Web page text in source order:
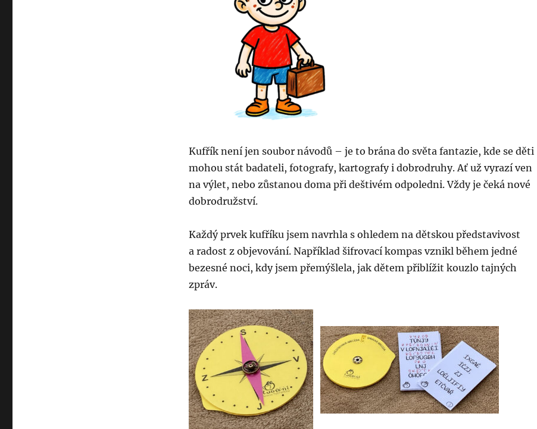
Kufřík není jen soubor návodů – je to brána do světa fantazie, kde se děti
mohou stát badateli, fotografy, kartografy i dobrodruhy. Ať už vyrazí ven
na výlet, nebo zůstanou doma při deštivém odpoledni. Vždy je čeká nové
dobrodružství.
Každý prvek kufříku jsem navrhla s ohledem na dětskou představivost
a radost z objevování. Například šifrovací kompas vznikl během jedné
bezesné noci, kdy jsem přemýšlela, jak dětem přiblížit kouzlo tajných
zpráv.